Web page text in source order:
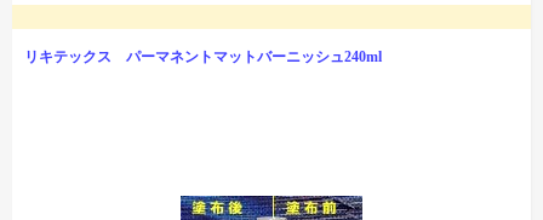
リキテックス パーマネントマットバーニッシュ240ml